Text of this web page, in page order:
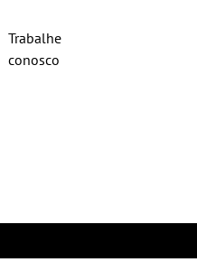
Trabalhe
conosco